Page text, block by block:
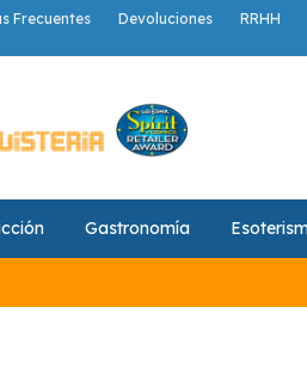
Frecuentes Devoluciones RRHH
Gastronomía